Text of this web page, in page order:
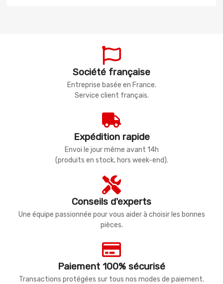
Société française
Entreprise basée en France.
Service client français.
Expédition rapide
Envoi le jour même avant 14h
(produits en stock, hors week-end).
Conseils d'experts
Une équipe passionnée pour vous aider à choisir les bonnes
pièces.
Paiement 100% sécurisé
Transactions protégées sur tous nos modes de paiement.